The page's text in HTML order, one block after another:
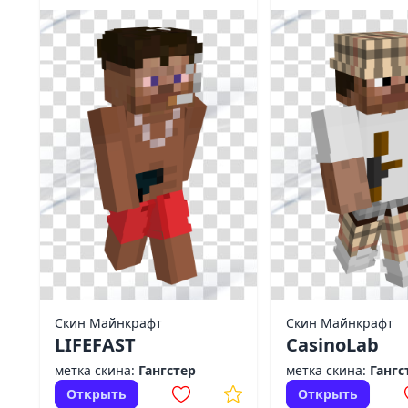
Скин Майнкрафт
LIFEFAST
метка скина: Гангстер
Открыть
Скин Майнкрафт
CasinoLab
метка скина:
Открыть